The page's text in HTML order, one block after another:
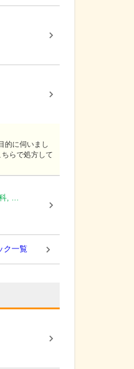
的に伺いまし
らで処方して
, ...
ク一覧